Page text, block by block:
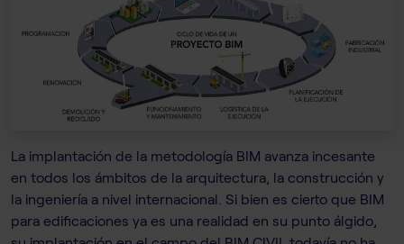
La implantación de la metodología BIM avanza incesante
en todos los ámbitos de la arquitectura, la construcción y
la ingeniería a nivel internacional. Si bien es cierto que BIM
para edificaciones ya es una realidad en su punto álgido,